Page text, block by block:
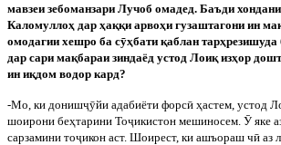
мавзеи зебоманзари Лучоб омадед. Баъди хондани
Каломуллоҳ дар ҳаққи арвоҳи гузаштагони ин
омодагии хешро ба сӯҳбати қаблан
дар сари мақбараи зиндаёд устод Лоиқ изҳор
ин иқдом водор кард?
-Мо, ки донишҷӯйи адабиёти форсӣ ҳастем, устод
шоирони беҳтарини Тоҷикистон мешиносем. Ӯ яке
сарзамини тоҷикон аст. Шоирест, ки ашъораш чӣ аз